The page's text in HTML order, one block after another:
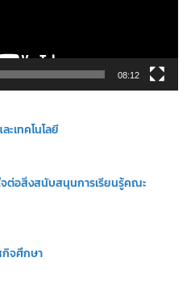
08:12
เทคโนโลยี
จต่อสิ่งสนับสนุนการเรียนรู้คณะ
จศึกษา